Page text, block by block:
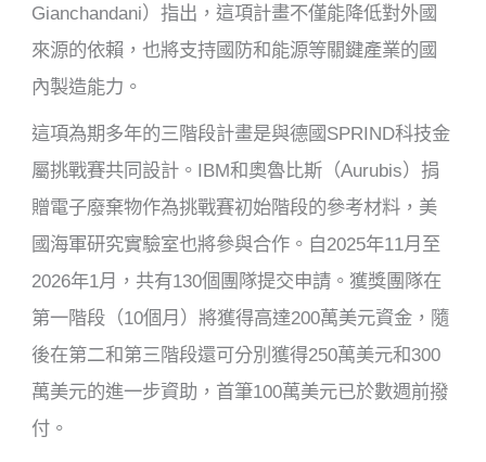
Gianchandani）指出，這項計畫不僅能降低對外國
來源的依賴，也將支持國防和能源等關鍵產業的國
內製造能力。
這項為期多年的三階段計畫是與德國SPRIND科技金
屬挑戰賽共同設計。IBM和奧魯比斯（Aurubis）捐
贈電子廢棄物作為挑戰賽初始階段的參考材料，美
國海軍研究實驗室也將參與合作。自2025年11月至
2026年1月，共有130個團隊提交申請。獲獎團隊在
第一階段（10個月）將獲得高達200萬美元資金，隨
後在第二和第三階段還可分別獲得250萬美元和300
萬美元的進一步資助，首筆100萬美元已於數週前撥
付。